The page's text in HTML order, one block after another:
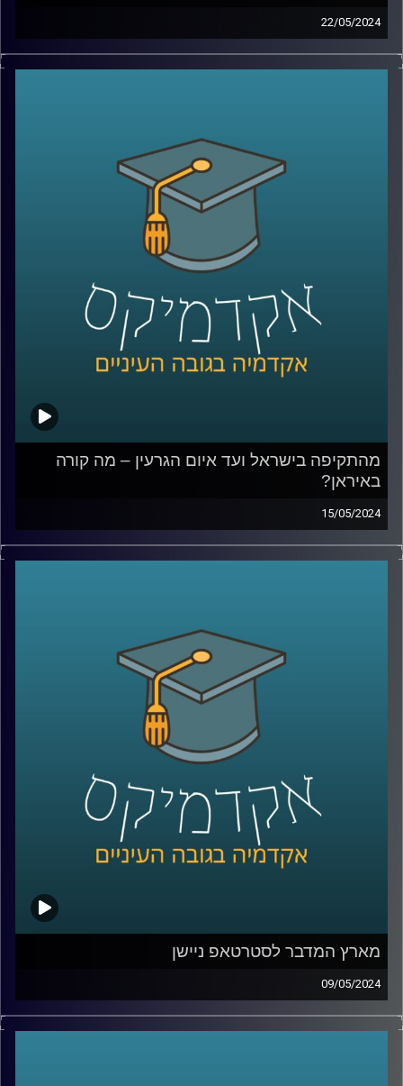
22/05/2024
לאחר ה- 7 באוקטובר, התעוררו שאלות רבות לגבי רציונליות
ההחלטות של יחיא סינוואר, מנהיג חמאס בעזה.
בעזה שבה איבד חמאס חלק ניכר מיכולותיו הצבאיות. רבים
סבורים שסינוואר פועל באופן שאינו רציונלי,לעומתם, יש
הטוענים שאמנם הוא פסיכופט, אך הוא מקבל החלטות
מחקר במעבדה לקבלת החלטות ממוחשבות באוניברסיטת
רייכמן מנסה להעריך את מידת הרציונליות בהחלטותיו של
סינוואר ולהבין את השיקולים והתהליכים המובילים להחלטות
אלו, תוך התחשבות במרכיבים פסיכולוגיים ואידאולוגיים.
אז איתנו כאן פרופ׳ אלכס מינץ, פרופ׳ אלכס מינץ, ראש
המעבדה לקבלת החלטות ממוחשבת, אוניברסיטת רייכמן.
מהתקיפה בישראל ועד איום הגרעין – מה קורה
באיראן?
15/05/2024
בליל ה- 14 באפריל, בזמן שאנחנו חיכינו בחרדה למתקפת
הטילים והכטב"מים מאיראן , היו כאלו גם בצד השני שנכנסו
ברשתות החברתיות הופצו תמונות וסרטונים של אנשים שרצים
להצטייד במצרכים ושתייה ואפילו בדלק מחשש לתגובת נגד
אז מה כל זה אומר על מה שקורה באיראן כרגע?
איתנו בפרק של היום ד״ר מאיר ג'בדנפר, מומחה לפוליטיקה
עכשווית של איראן, בבית הספר לאודר לממשל, דיפלומטיה
ואסטרטגיה באוניברסיטת רייכמן.
קרדיט תמונות:AudioVersity
מארץ המדבר לסטרטאפ ניישן
09/05/2024
שממה חרבה, ענייה ועלובה, ככה תיאר את מדינת ישראל מארק
טווין לפני 150 שנה.